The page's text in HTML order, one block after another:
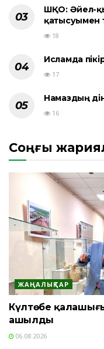
ШҚО: Әйел-
қатысуымен
18
Исламда
17
Намаздың
16
Соңғы
ЖАҢАЛЫҚТАР
Күлтөбе
ашылды
06.08.2026